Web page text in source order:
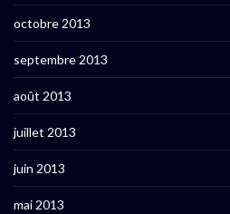
octobre 2013
septembre 2013
août 2013
juillet 2013
juin 2013
mai 2013